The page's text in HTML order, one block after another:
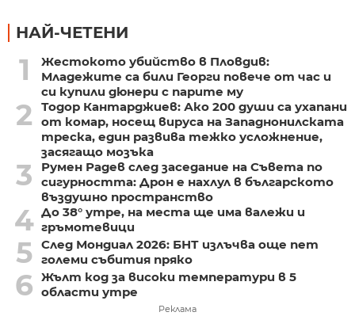
НАЙ-ЧЕТЕНИ
1
Жестокото убийство в Пловдив:
Младежите са били Георги повече от час и
си купили дюнери с парите му
2
Тодор Кантарджиев: Ако 200 души са ухапани
от комар, носещ вируса на Западнонилската
треска, един развива тежко усложнение,
засягащо мозъка
3
Румен Радев след заседание на Съвета по
сигурността: Дрон е нахлул в българското
въздушно пространство
4 До 38° утре, на места ще има валежи и
гръмотевици
5 След Мондиал 2026: БНТ излъчва още пет
големи събития пряко
6 Жълт код за високи температури в 5
области утре
Реклама